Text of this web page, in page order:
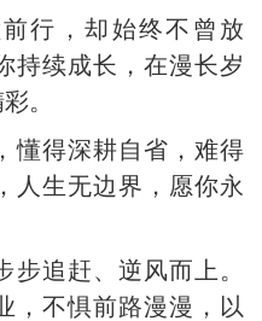
行，却始终不曾放
持续成长，在漫长岁
。
懂得深耕自省，难得
人生无边界，愿你永
步追赶、逆风而上。
，不惧前路漫漫，以